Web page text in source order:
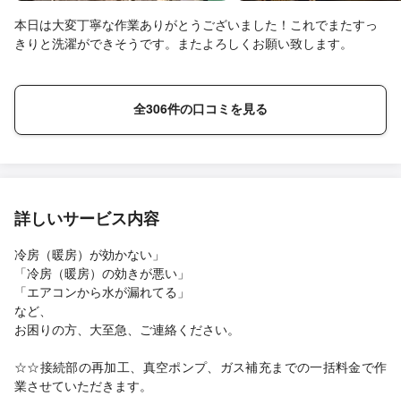
本日は大変丁寧な作業ありがとうございました！これでまたすっ
きりと洗濯ができそうです。またよろしくお願い致します。
全306件の口コミを見る
詳しいサービス内容
冷房（暖房）が効かない」
「冷房（暖房）の効きが悪い」
「エアコンから水が漏れてる」
など、
お困りの方、大至急、ご連絡ください。
☆☆接続部の再加工、真空ポンプ、ガス補充までの一括料金で作
業させていただきます。